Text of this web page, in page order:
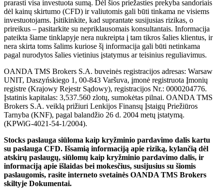
prarasti visa investuota sumą. Dėl šios priežasties prekyba sandoriais
dėl kainų skirtumo (CFD) ir valiutomis gali būti tinkama ne visiems
investuotojams. Įsitikinkite, kad suprantate susijusias rizikas, o
prireikus – pasitarkite su nepriklausomais konsultantais. Informacija
pateikta šiame tinklapyje nera nukreipta į tam tikros šalies klientus, ir
nera skirta toms šalims kuriose šį informacija gali būti netinkama
pagal nurodytos šalies vietinius įstatymus ar teisinius reguliavimus.
OANDA TMS Brokers S.A. buveinės registracijos adresas: Warsaw
UNIT, Daszyńskiego 1, 00-843 Varšuva, įmonė registruota Įmonių
registre (Krajowy Rejestr Sądowy), registracijos Nr.: 0000204776.
Įstatinis kapitalas: 3,537.560 zlotų, sumokėtas pilnai. OANDA TMS
Brokers S.A. veiklą prižiuri Lenkijos Finansų Įstaigų Priežiūros
Tarnyba (KNF), pagal balandžio 26 d. 2004 metų įstatymą.
(KPWiG-4021-54-1/2004).
Stocks paslauga siūloma kaip kryžminio pardavimo dalis kartu
su paslauga CFD. Išsamią informaciją apie riziką, kylančią dėl
atskirų paslaugų, siūlomų kaip kryžminio pardavimo dalis, ir
informaciją apie išlaidas bei mokesčius, susijusius su šiomis
paslaugomis, rasite interneto svetainės OANDA TMS Brokers
skiltyje Dokumentai.